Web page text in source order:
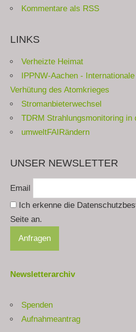
Kommentare als RSS
LINKS
Verheizte Heimat
IPPNW-Aachen -
Verhütung des Atomkrieges
Stromanbieterwechsel
TDRM Strahlungsmonitoring in
umweltFAIRändern
UNSER NEWSLETTER
Email
Ich erkenne die
Seite an.
Newsletterarchiv
Spenden
Aufnahmeantrag